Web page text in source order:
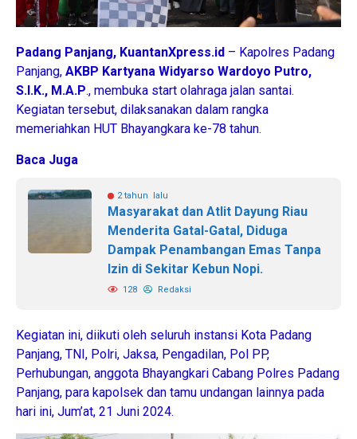
Padang Panjang, KuantanXpress.id – Kapolres Padang
Panjang, AKBP Kartyana Widyarso Wardoyo Putro,
S.I.K., M.A.P., membuka start olahraga jalan santai.
Kegiatan tersebut, dilaksanakan dalam rangka
memeriahkan HUT Bhayangkara ke-78 tahun.
Baca Juga
2 tahun lalu
Masyarakat dan Atlit Dayung Riau
Menderita Gatal-Gatal, Diduga
Dampak Penambangan Emas Tanpa
Izin di Sekitar Kebun Nopi.
128 Redaksi
Kegiatan ini, diikuti oleh seluruh instansi Kota Padang
Panjang, TNI, Polri, Jaksa, Pengadilan, Pol PP,
Perhubungan, anggota Bhayangkari Cabang Polres Padang
Panjang, para kapolsek dan tamu undangan lainnya pada
hari ini, Jum’at, 21 Juni 2024.